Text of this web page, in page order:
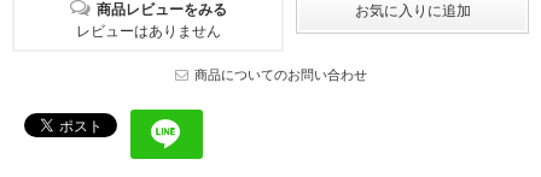
商品レビューをみる
レビューはありません
商品についてのお問い合わせ